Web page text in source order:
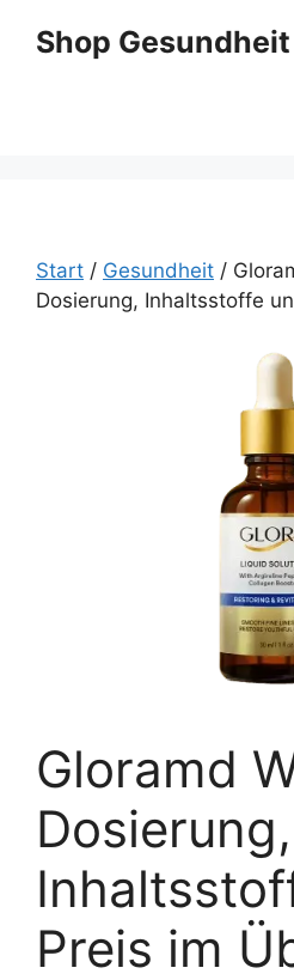
InhaltShop
Start / Gesundheit /
Dosierung, Inhaltsstoffe
Gloramd
Dosierung,
Preis im